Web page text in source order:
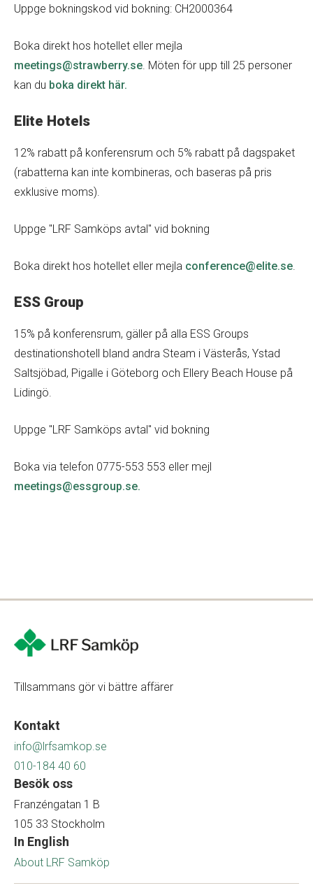
Uppge bokningskod vid bokning: CH2000364
Boka direkt hos hotellet eller mejla
meetings@strawberry.se. Möten för upp till 25 personer
kan du boka direkt här.
Elite Hotels
12% rabatt på konferensrum och 5% rabatt på dagspaket
(rabatterna kan inte kombineras, och baseras på pris
exklusive moms).
Uppge "LRF Samköps avtal" vid bokning
Boka direkt hos hotellet eller mejla conference@elite.se.
ESS Group
15% på konferensrum, gäller på alla ESS Groups
destinationshotell bland andra Steam i Västerås, Ystad
Saltsjöbad, Pigalle i Göteborg och Ellery Beach House på
Lidingö.
Uppge "LRF Samköps avtal" vid bokning
Boka via telefon 0775-553 553 eller mejl
meetings@essgroup.se.
Tillsammans gör vi bättre affärer
Kontakt
info@lrfsamkop.se
010-184 40 60
Besök oss
Franzéngatan 1 B
105 33 Stockholm
In English
About LRF Samköp